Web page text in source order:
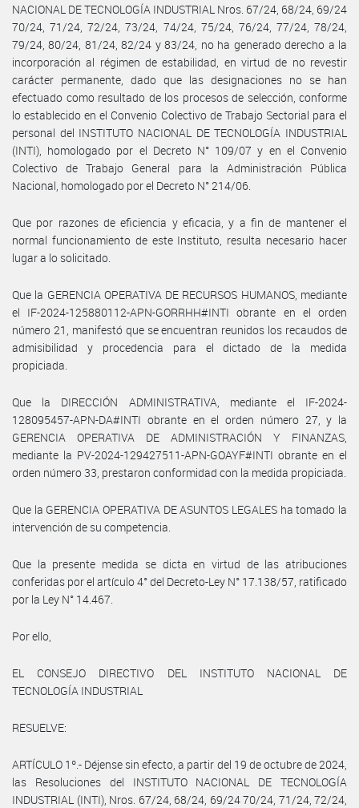
NACIONAL DE TECNOLOGÍA INDUSTRIAL Nros. 67/24, 68/24, 69/24
70/24, 71/24, 72/24, 73/24, 74/24, 75/24, 76/24, 77/24, 78/24,
79/24, 80/24, 81/24, 82/24 y 83/24, no ha generado derecho a la
incorporación al régimen de estabilidad, en virtud de no revestir
carácter permanente, dado que las designaciones no se han
efectuado como resultado de los procesos de selección, conforme
lo establecido en el Convenio Colectivo de Trabajo Sectorial para el
personal del INSTITUTO NACIONAL DE TECNOLOGÍA INDUSTRIAL
(INTI), homologado por el Decreto N° 109/07 y en el Convenio
Colectivo de Trabajo General para la Administración Pública
Nacional, homologado por el Decreto N° 214/06.
Que por razones de eficiencia y eficacia, y a fin de mantener el
normal funcionamiento de este Instituto, resulta necesario hacer
lugar a lo solicitado.
Que la GERENCIA OPERATIVA DE RECURSOS HUMANOS, mediante
el IF-2024-125880112-APN-GORRHH#INTI obrante en el orden
número 21, manifestó que se encuentran reunidos los recaudos de
admisibilidad y procedencia para el dictado de la medida
propiciada.
Que la DIRECCIÓN ADMINISTRATIVA, mediante el IF-2024-
128095457-APN-DA#INTI obrante en el orden número 27, y la
GERENCIA OPERATIVA DE ADMINISTRACIÓN Y FINANZAS,
mediante la PV-2024-129427511-APN-GOAYF#INTI obrante en el
orden número 33, prestaron conformidad con la medida propiciada.
Que la GERENCIA OPERATIVA DE ASUNTOS LEGALES ha tomado la
intervención de su competencia.
Que la presente medida se dicta en virtud de las atribuciones
conferidas por el artículo 4° del Decreto-Ley N° 17.138/57, ratificado
por la Ley N° 14.467.
Por ello,
EL CONSEJO DIRECTIVO DEL INSTITUTO NACIONAL DE
TECNOLOGÍA INDUSTRIAL
RESUELVE:
ARTÍCULO 1º.- Déjense sin efecto, a partir del 19 de octubre de 2024,
las Resoluciones del INSTITUTO NACIONAL DE TECNOLOGÍA
INDUSTRIAL (INTI), Nros. 67/24, 68/24, 69/24 70/24, 71/24, 72/24,